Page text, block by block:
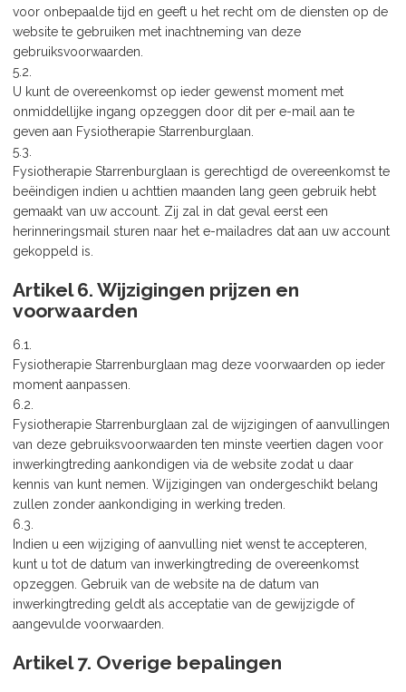
voor onbepaalde tijd en geeft u het recht om de diensten op de
website te gebruiken met inachtneming van deze
gebruiksvoorwaarden.
5.2.
U kunt de overeenkomst op ieder gewenst moment met
onmiddellijke ingang opzeggen door dit per e-mail aan te
geven aan Fysiotherapie Starrenburglaan.
5.3.
Fysiotherapie Starrenburglaan is gerechtigd de overeenkomst te
beëindigen indien u achttien maanden lang geen gebruik hebt
gemaakt van uw account. Zij zal in dat geval eerst een
herinneringsmail sturen naar het e-mailadres dat aan uw account
gekoppeld is.
Artikel 6. Wijzigingen prijzen en
voorwaarden
6.1.
Fysiotherapie Starrenburglaan mag deze voorwaarden op ieder
moment aanpassen.
6.2.
Fysiotherapie Starrenburglaan zal de wijzigingen of aanvullingen
van deze gebruiksvoorwaarden ten minste veertien dagen voor
inwerkingtreding aankondigen via de website zodat u daar
kennis van kunt nemen. Wijzigingen van ondergeschikt belang
zullen zonder aankondiging in werking treden.
6.3.
Indien u een wijziging of aanvulling niet wenst te accepteren,
kunt u tot de datum van inwerkingtreding de overeenkomst
opzeggen. Gebruik van de website na de datum van
inwerkingtreding geldt als acceptatie van de gewijzigde of
aangevulde voorwaarden.
Artikel 7. Overige bepalingen